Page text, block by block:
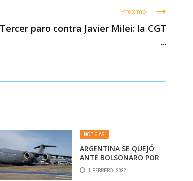
Próximo
Tercer paro contra Javier Milei: la CGT
...
NOTICIAS
ARGENTINA SE QUEJÓ
ANTE BOLSONARO POR
LOS VUELOS MILITARES
BRITÁNICOS ENTRE
1 FEBRERO, 2022